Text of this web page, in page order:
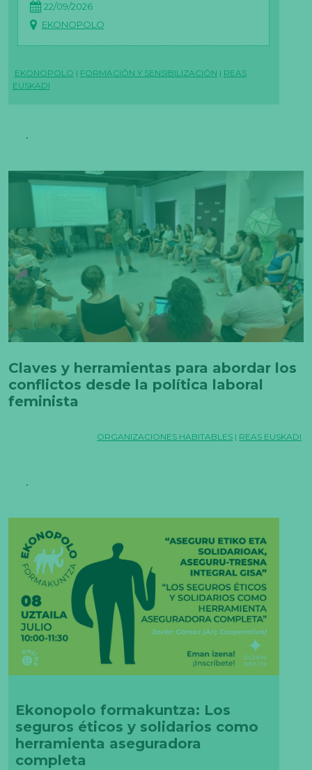
22/09/2026
EKONOPOLO
EKONOPOLO | FORMACIÓN Y SENSIBILIZACIÓN | REAS
EUSKADI
Claves y herramientas para abordar los
conflictos desde la política laboral
feminista
ORGANIZACIONES HABITABLES | REAS EUSKADI
Ekonopolo formakuntza: Los
seguros éticos y solidarios como
herramienta aseguradora
completa